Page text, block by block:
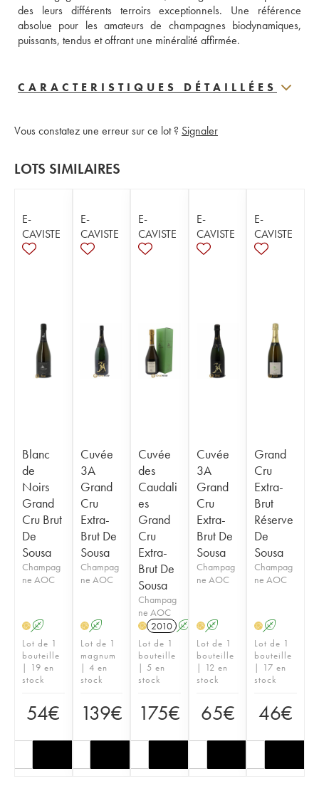
des leurs différents terroirs exceptionnels. Une référence
absolue pour les amateurs de champagnes biodynamiques,
puissants, tendus et offrant une minéralité affirmée.
CARACTERISTIQUES DÉTAILLÉES
Vous constatez une erreur sur ce lot ? Signaler
LOTS SIMILAIRES
E-
CAVISTE
Blanc
de
Noirs
Grand
Cru Brut
De
Sousa
Champag
ne AOC
H A
Lot de 1
bouteille
| 19 en
stock
54€
E-
CAVISTE
Cuvée
3A
Grand
Cru
Extra-
Brut De
Sousa
Champag
ne AOC
HA
Lot de 1
magnum
| 4 en
stock
139€
E-
CAVISTE
Cuvée
des
Caudali
es
Grand
Cru
Extra-
Brut De
Sousa
Champag
ne AOC
H 2010 A T
Lot de 1
bouteille
| 5 en
stock
175€
E-
CAVISTE
Cuvée
3A
Grand
Cru
Extra-
Brut De
Sousa
Champag
ne AOC
HA
Lot de 1
bouteille
| 12 en
stock
65€
E-
CAVISTE
Grand
Cru
Extra-
Brut
Réserve
De
Sousa
Champag
ne AOC
H A
Lot de 1
bouteille
| 17 en
stock
46€